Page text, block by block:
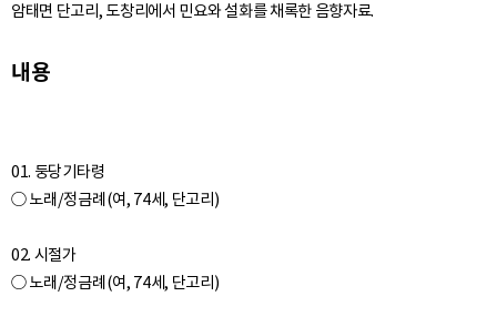
암태면 단고리, 도창리에서 민요와 설화를 채록한 음향자료.
내용
01. 둥당기타령
○ 노래/정금례(여, 74세, 단고리)
02. 시절가
○ 노래/정금례(여, 74세, 단고리)